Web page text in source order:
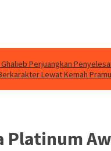
Perjuangkan
Lewat Kemah
Platinum